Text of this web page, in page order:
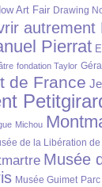
Art Fair Drawing
autrement
Pierrat
fondation Taylor
de France
Michou
de la Libération
Musée
Musée Guimet